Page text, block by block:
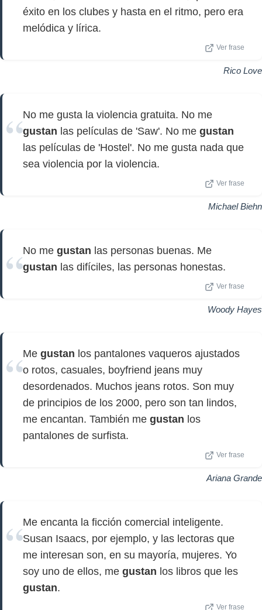
éxito en los clubes y hasta en el ritmo, pero era
melódica y lírica.
Ver frase
Rico Love
No me gusta la violencia gratuita. No me
gustan las películas de 'Saw'. No me gustan
las películas de 'Hostel'. No me gusta nada que
sea violencia por la violencia.
Ver frase
Michael Biehn
No me gustan las personas buenas. Me
gustan las difíciles, las personas honestas.
Ver frase
Woody Hayes
Me gustan los pantalones vaqueros ajustados
o rotos, casuales, boyfriend jeans muy
desordenados. Muchos jeans rotos. Son muy
de principios de los 2000, pero son tan lindos,
me encantan. También me gustan los
pantalones de surfista.
Ver frase
Ariana Grande
Me encanta la ficción comercial inteligente.
Susan Isaacs, por ejemplo, y las lectoras que
me interesan son, en su mayoría, mujeres. Yo
soy uno de ellos, me gustan los libros que les
gustan.
Ver frase